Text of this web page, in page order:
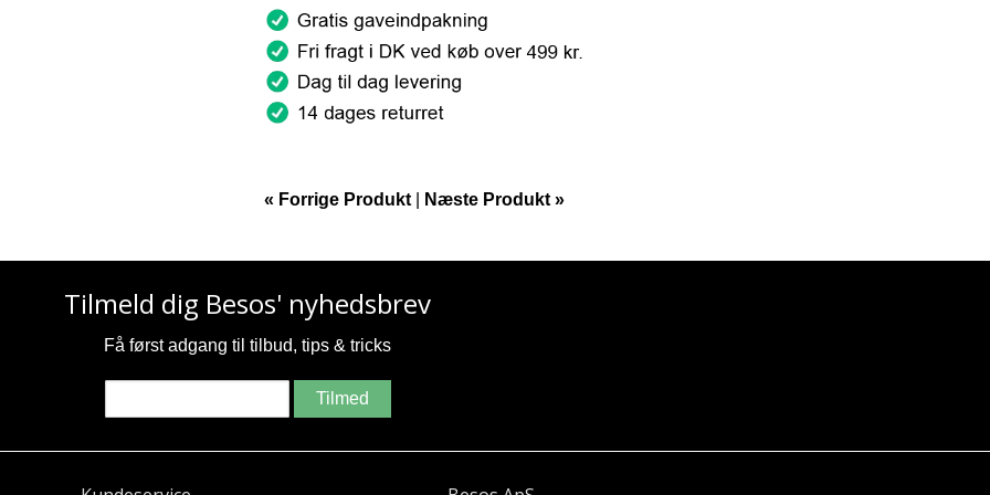
« Forrige Produkt Næste Produkt »
Tilmeld dig Besos' nyhedsbrev
Få først adgang til tilbud, tips & tricks
Tilmed